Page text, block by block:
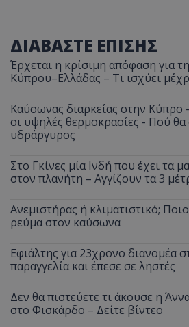
ΔΙΑΒΑΣΤΕ ΕΠΙΣΗΣ
Έρχεται η κρίσιμη απόφαση για
Κύπρου–Ελλάδας – Τι ισχύει
Καύσωνας διαρκείας στην Κύπρο
οι υψηλές θερμοκρασίες - Πού θα
υδράργυρος
Στο Γκίνες μία Ινδή που έχει τα
στον πλανήτη – Αγγίζουν τα 3
Ανεμιστήρας ή κλιματιστικό;
ρεύμα στον καύσωνα
Εφιάλτης για 23χρονο διανομέα
παραγγελία και έπεσε σε ληστές
Δεν θα πιστεύετε τι άκουσε η
στο Φισκάρδο – Δείτε βίντεο